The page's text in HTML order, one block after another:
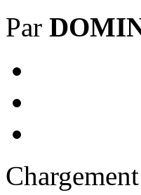
Par